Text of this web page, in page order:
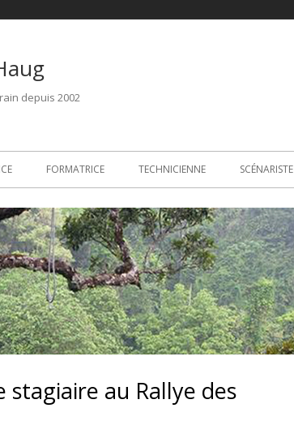
depuis 2002
FORMATRICE TECHNICIENNE SCÉNARISTE
au Rallye des